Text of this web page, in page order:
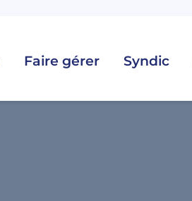
Faire gérer Syndic